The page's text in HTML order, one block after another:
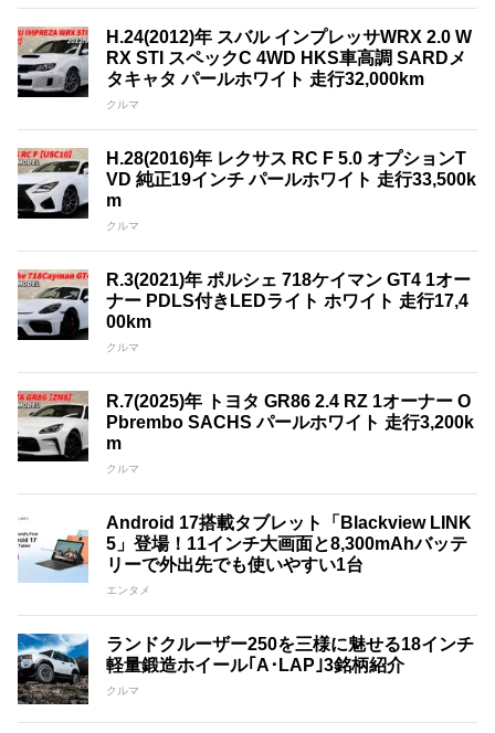
H.24(2012)年 スバル インプレッサWRX 2.0 W
RX STI スペックC 4WD HKS車高調 SARDメ
タキャタ パールホワイト 走行32,000km
クルマ
H.28(2016)年 レクサス RC F 5.0 オプションT
VD 純正19インチ パールホワイト 走行33,500k
m
クルマ
R.3(2021)年 ポルシェ 718ケイマン GT4 1オー
ナー PDLS付きLEDライト ホワイト 走行17,4
00km
クルマ
R.7(2025)年 トヨタ GR86 2.4 RZ 1オーナー O
Pbrembo SACHS パールホワイト 走行3,200k
m
クルマ
Android 17搭載タブレット「Blackview LINK
5」登場！11インチ大画面と8,300mAhバッテ
リーで外出先でも使いやすい1台
エンタメ
ランドクルーザー250を三様に魅せる18インチ
軽量鍛造ホイール｢A･LAP｣3銘柄紹介
クルマ